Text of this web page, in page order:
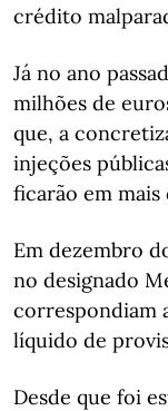
crédito
Já no ano
milhões de
que, a
injeções
ficarão em mais
Em dezembro
no designado
correspondiam
líquido de
Desde que foi